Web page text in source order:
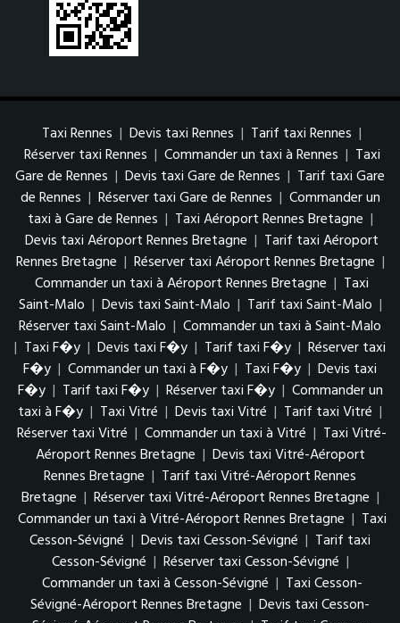
Taxi Rennes | Devis taxi Rennes | Tarif taxi Rennes |
Réserver taxi Rennes | Commander un taxi à Rennes | Taxi
Gare de Rennes | Devis taxi Gare de Rennes | Tarif taxi Gare
de Rennes | Réserver taxi Gare de Rennes | Commander un
taxi à Gare de Rennes | Taxi Aéroport Rennes Bretagne |
Devis taxi Aéroport Rennes Bretagne | Tarif taxi Aéroport
Rennes Bretagne | Réserver taxi Aéroport Rennes Bretagne |
Commander un taxi à Aéroport Rennes Bretagne | Taxi
Saint-Malo | Devis taxi Saint-Malo | Tarif taxi Saint-Malo |
Réserver taxi Saint-Malo | Commander un taxi à Saint-Malo
| Taxi F�y | Devis taxi F�y | Tarif taxi F�y | Réserver taxi
F�y | Commander un taxi à F�y | Taxi F�y | Devis taxi
F�y | Tarif taxi F�y | Réserver taxi F�y | Commander un
taxi à F�y | Taxi Vitré | Devis taxi Vitré | Tarif taxi Vitré |
Réserver taxi Vitré | Commander un taxi à Vitré | Taxi Vitré-
Aéroport Rennes Bretagne | Devis taxi Vitré-Aéroport
Rennes Bretagne | Tarif taxi Vitré-Aéroport Rennes
Bretagne | Réserver taxi Vitré-Aéroport Rennes Bretagne |
Commander un taxi à Vitré-Aéroport Rennes Bretagne | Taxi
Cesson-Sévigné | Devis taxi Cesson-Sévigné | Tarif taxi
Cesson-Sévigné | Réserver taxi Cesson-Sévigné |
Commander un taxi à Cesson-Sévigné | Taxi Cesson-
Sévigné-Aéroport Rennes Bretagne | Devis taxi Cesson-